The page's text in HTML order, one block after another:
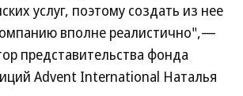
услуг, поэтому создать из нее
вполне реалистично",—
представительства фонда
Advent International Наталья